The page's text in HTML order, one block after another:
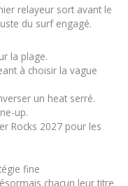
relayeur sort avant le
du surf engagé.
la plage.
à choisir la vague
un heat serré.
up.
Rocks 2027 pour les
fine
chacun leur titre